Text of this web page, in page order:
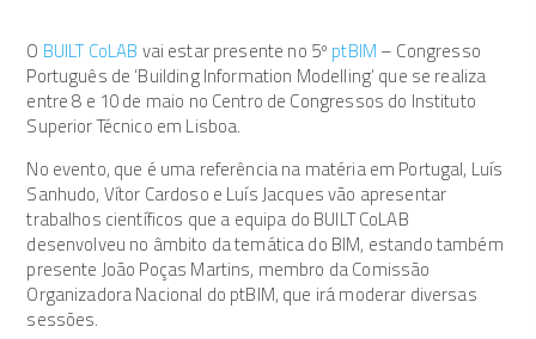
O BUILT CoLABvai estar presente no 5ºptBIM– Congresso
Português de ‘Building Information Modelling’ que se realiza
entre 8 e 10 de maio no Centro de Congressos do Instituto
Superior Técnico em Lisboa.
No evento, que é uma referência na matéria em Portugal, Luís
Sanhudo, Vítor Cardoso e Luís Jacques vão apresentar
trabalhos científicos que a equipa do BUILT CoLAB
desenvolveu no âmbito da temática do BIM, estando também
presente João Poças Martins, membro da Comissão
Organizadora Nacional do ptBIM, que irá moderar diversas
sessões.